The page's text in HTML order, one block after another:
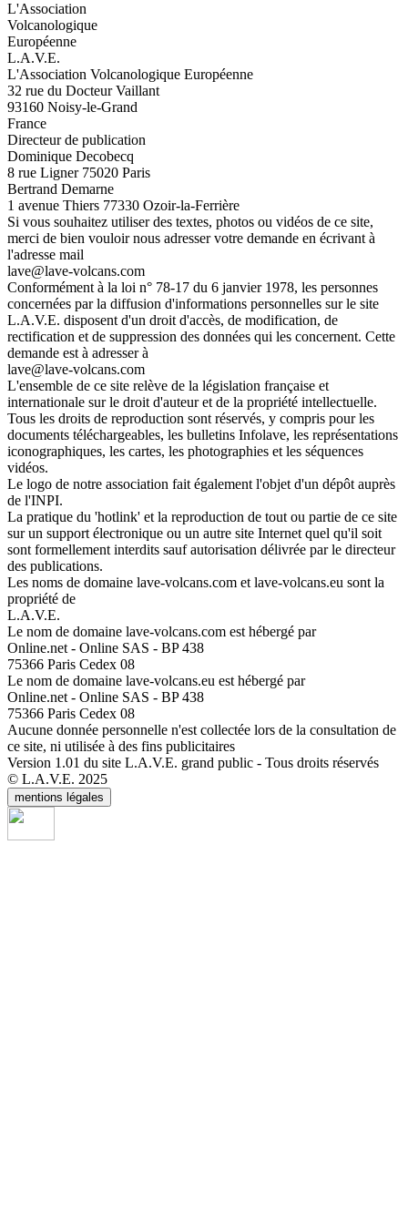
L'Association
Volcanologique
Européenne
L.A.V.E.
L'Association Volcanologique Européenne
32 rue du Docteur Vaillant
93160 Noisy-le-Grand
France
Directeur de publication
Dominique Decobecq
8 rue Ligner 75020 Paris
Bertrand Demarne
1 avenue Thiers 77330 Ozoir-la-Ferrière
Si vous souhaitez utiliser des textes, photos ou vidéos de ce site,
merci de bien vouloir nous adresser votre demande en écrivant à
l'adresse mail
lave@lave-volcans.com
Conformément à la loi n° 78-17 du 6 janvier 1978, les personnes
concernées par la diffusion d'informations personnelles sur le site
L.A.V.E. disposent d'un droit d'accès, de modification, de
rectification et de suppression des données qui les concernent. Cette
demande est à adresser à
lave@lave-volcans.com
L'ensemble de ce site relève de la législation française et
internationale sur le droit d'auteur et de la propriété intellectuelle.
Tous les droits de reproduction sont réservés, y compris pour les
documents téléchargeables, les bulletins Infolave, les représentations
iconographiques, les cartes, les photographies et les séquences
vidéos.
Le logo de notre association fait également l'objet d'un dépôt auprès
de l'INPI.
La pratique du 'hotlink' et la reproduction de tout ou partie de ce site
sur un support électronique ou un autre site Internet quel qu'il soit
sont formellement interdits sauf autorisation délivrée par le directeur
des publications.
Les noms de domaine lave-volcans.com et lave-volcans.eu sont la
propriété de
L.A.V.E.
Le nom de domaine lave-volcans.com est hébergé par
Online.net - Online SAS - BP 438
75366 Paris Cedex 08
Le nom de domaine lave-volcans.eu est hébergé par
Online.net - Online SAS - BP 438
75366 Paris Cedex 08
Aucune donnée personnelle n'est collectée lors de la consultation de
ce site, ni utilisée à des fins publicitaires
Version 1.01 du site L.A.V.E. grand public - Tous droits réservés
© L.A.V.E. 2025
mentions légales